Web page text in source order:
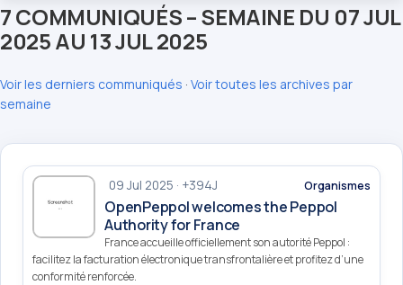
7 COMMUNIQUÉS – SEMAINE DU 07 JUL
2025 AU 13 JUL 2025
Voir les derniers communiqués · Voir toutes les archives par
semaine
09 Jul 2025 · +394J Organismes
OpenPeppol welcomes the Peppol
Authority for France
France accueille officiellement son autorité Peppol :
facilitez la facturation électronique transfrontalière et profitez d’une
conformité renforcée.